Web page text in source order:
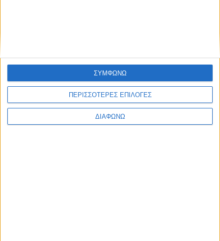
ΠΕΡΙΣΣΟΤΕΡΕΣ ΕΠΙΛΟΓΕΣ
ΔΙΑΦΩΝΩ
ΣΥΜΦΩΝΩ